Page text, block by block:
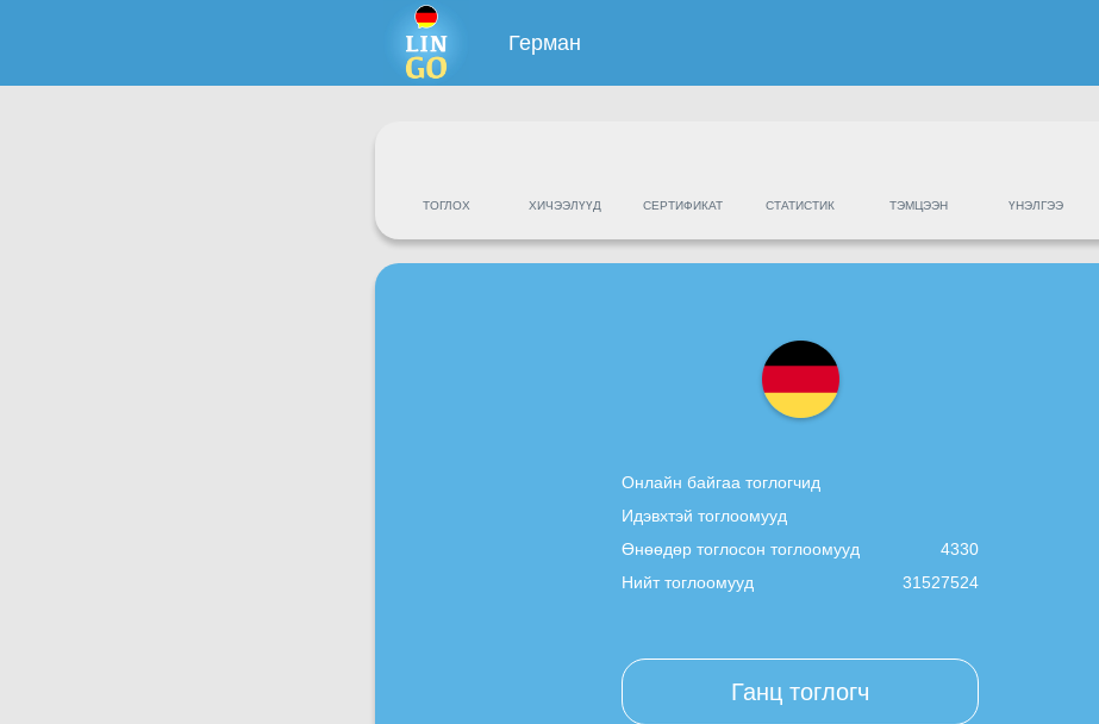
Герман
ТОГЛОХ ХИЧЭЭЛҮҮД СЕРТИФИКАТ СТАТИСТИК ТЭМЦЭЭН ҮНЭЛГЭЭ
Онлайн байгаа тоглогчид
Идэвхтэй тоглоомууд
Өнөөдөр тоглосон тоглоомууд
4330
Нийт тоглоомууд
31527524
Ганц тоглогч